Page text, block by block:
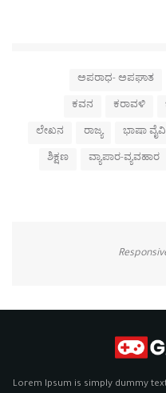
ಅಪರಾಧ- ಅಪಘಾತ
ಕರಾವಳಿ
ಕವನ
ಭಾಷಾ
ರಾಜ್ಯ
ಲೇಖನ
ವ್ಯಾಪಾರ-ವ್ಯವಹಾರ
ಶಿಕ್ಷಣ
Lorem Ipsum is simply dummy